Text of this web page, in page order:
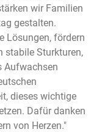
wir Familien
gestalten.
Lösungen, fördern
stabile Sturkturen,
Aufwachsen
dieses wichtige
Dafür danken
von Herzen."